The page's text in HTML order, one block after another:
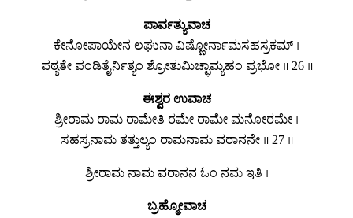
ಪಾರ್ವತ್ಯುವಾಚ
ಕೇನೋಪಾಯೇನ ಲಘುನಾ ವಿಷ್ಣೋರ್ನಾಮಸಹಸ್ರಕಮ್ ।
ಪಠ್ಯತೇ ಪಂಡಿತೈರ್ನಿತ್ಯಂ ಶ್ರೋತುಮಿಚ್ಛಾಮ್ಯಹಂ ಪ್ರಭೋ ॥ 26 ॥
ಈಶ್ವರ ಉವಾಚ
ಶ್ರೀರಾಮ ರಾಮ ರಾಮೇತಿ ರಮೇ ರಾಮೇ ಮನೋರಮೇ ।
ಸಹಸ್ರನಾಮ ತತ್ತುಲ್ಯಂ ರಾಮನಾಮ ವರಾನನೇ ॥ 27 ॥
ಶ್ರೀರಾಮ ನಾಮ ವರಾನನ ಓಂ ನಮ ಇತಿ ।
ಬ್ರಹ್ಮೋವಾಚ